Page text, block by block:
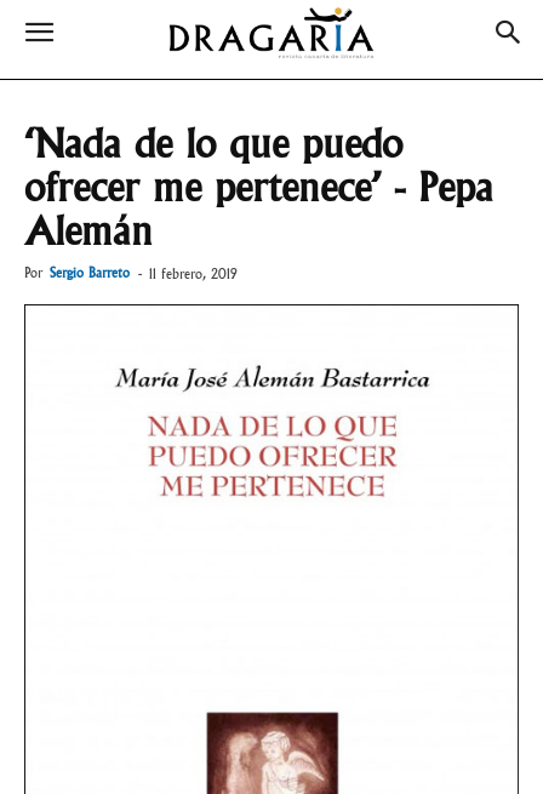
‘Nada de lo que puedo
ofrecer me pertenece’ - Pepa
Alemán
Por Sergio Barreto - 11 febrero, 2019